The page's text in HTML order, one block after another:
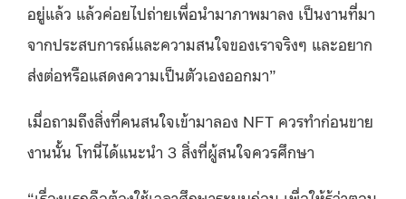
อยู่แล้ว แล้วค่อยไปถ่ายเพื่อนำมาภาพมาลง เป็นงานที่มา
จากประสบการณ์และความสนใจของเราจริงๆ และอยาก
ส่งต่อหรือแสดงความเป็นตัวเองออกมา”
เมื่อถามถึงสิ่งที่คนสนใจเข้ามาลอง NFT ควรทำก่อนขาย
งานนั้น โทนี่ได้แนะนำ 3 สิ่งที่ผู้สนใจควรศึกษา